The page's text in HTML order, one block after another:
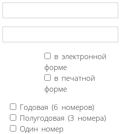
в электронной
форме
в печатной
форме
Годовая (6 номеров)
Полугодовая (3 номера)
Один номер